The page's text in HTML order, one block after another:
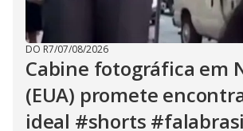
DO R7/07/08/2026
Cabine fotográfica em
(EUA) promete
ideal #shorts